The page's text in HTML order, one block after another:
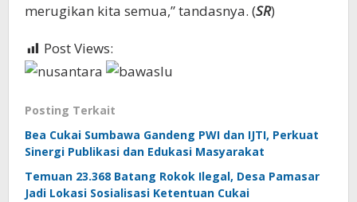
merugikan kita semua,” tandasnya. (SR)
Post Views:
Posting Terkait
Bea Cukai Sumbawa Gandeng PWI dan IJTI, Perkuat
Sinergi Publikasi dan Edukasi Masyarakat
Temuan 23.368 Batang Rokok Ilegal, Desa Pamasar
Jadi Lokasi Sosialisasi Ketentuan Cukai